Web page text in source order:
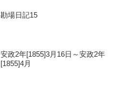
勘場日記15
安政2年[1855]3月16日～安政2年
[1855]4月